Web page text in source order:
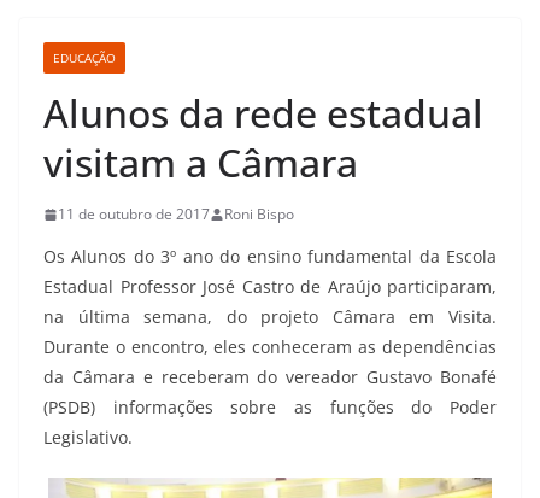
EDUCAÇÃO
Alunos da rede estadual
visitam a Câmara
11 de outubro de 2017 Roni Bispo
Os Alunos do 3º ano do ensino fundamental da Escola
Estadual Professor José Castro de Araújo participaram,
na última semana, do projeto Câmara em Visita.
Durante o encontro, eles conheceram as dependências
da Câmara e receberam do vereador Gustavo Bonafé
(PSDB) informações sobre as funções do Poder
Legislativo.